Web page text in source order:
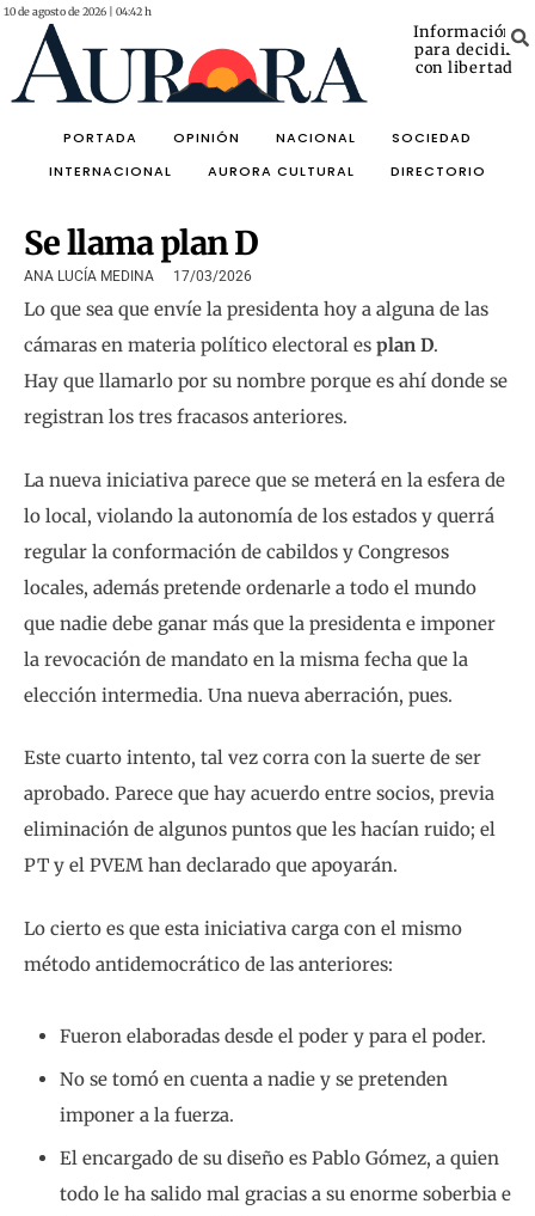
10 de agosto de 2026 | 04:42 h
Información
para decidir
con libertad
PORTADA OPINIÓN NACIONAL
SOCIEDAD
INTERNACIONAL
AURORA CULTURAL DIRECTORIO
Se llama plan D
ANA LUCÍA MEDINA 17/03/2026
Lo que sea que envíe la presidenta hoy a alguna de las
cámaras en materia político electoral es plan D.
Hay que llamarlo por su nombre porque es ahí donde se
registran los tres fracasos anteriores.
La nueva iniciativa parece que se meterá en la esfera de
lo local, violando la autonomía de los estados y querrá
regular la conformación de cabildos y Congresos
locales, además pretende ordenarle a todo el mundo
que nadie debe ganar más que la presidenta e imponer
la revocación de mandato en la misma fecha que la
elección intermedia. Una nueva aberración, pues.
Este cuarto intento, tal vez corra con la suerte de ser
aprobado. Parece que hay acuerdo entre socios, previa
eliminación de algunos puntos que les hacían ruido; el
PT y el PVEM han declarado que apoyarán.
Lo cierto es que esta iniciativa carga con el mismo
método antidemocrático de las anteriores:
Fueron elaboradas desde el poder y para el poder.
No se tomó en cuenta a nadie y se pretenden
imponer a la fuerza.
El encargado de su diseño es Pablo Gómez, a quien
todo le ha salido mal gracias a su enorme soberbia e